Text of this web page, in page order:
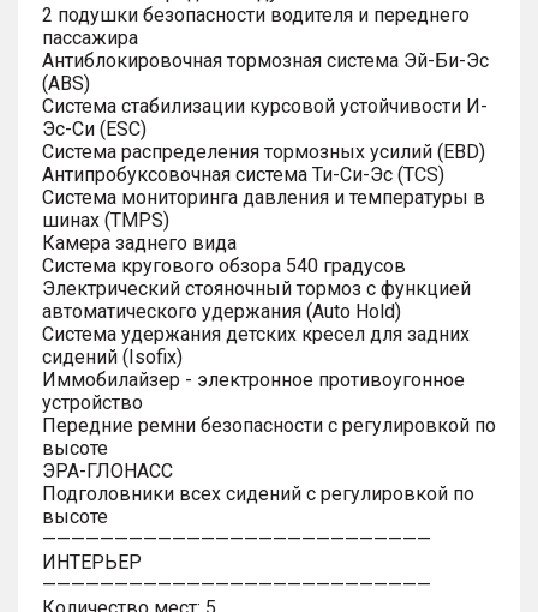
2 подушки безопасности водителя и переднего
пассажира
Антиблокировочная тормозная система Эй-Би-Эс
(ABS)
Система стабилизации курсовой устойчивости И-
Эс-Си (ESC)
Система распределения тормозных усилий (EBD)
Антипробуксовочная система Ти-Си-Эс (TCS)
Система мониторинга давления и температуры в
шинах (TMPS)
Камера заднего вида
Система кругового обзора 540 градусов
Электрический стояночный тормоз с функцией
автоматического удержания (Auto Hold)
Система удержания детских кресел для задних
сидений (Isofix)
Иммобилайзер - электронное противоугонное
устройство
Передние ремни безопасности с регулировкой по
высоте
ЭРА-ГЛОНАСС
Подголовники всех сидений с регулировкой по
высоте
———————————————————————————
ИНТЕРЬЕР
———————————————————————————
Количество мест: 5